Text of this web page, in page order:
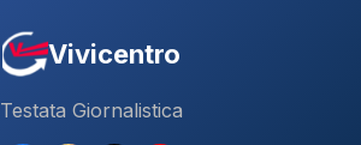
Vivicentro
Testata Giornalistica